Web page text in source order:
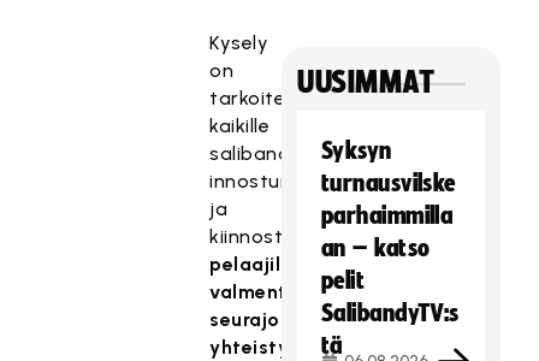
Kysely
on
tarkoitettu
kaikille
salibandysta
innostuneille
ja
kiinnostuneille:
pelaajille,
valmentajille,
seurajohdolle,
yhteistyökumppaneille
UUSIMMAT
Syksyn
turnausvilske
parhaimmilla
an – katso
pelit
SalibandyTV:s
tä